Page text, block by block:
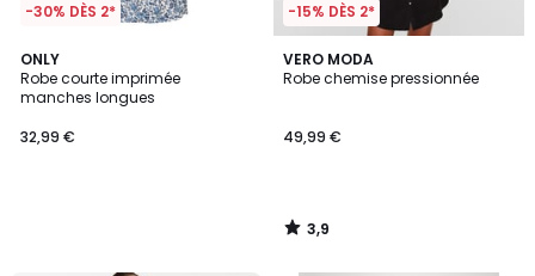
-30% DÈS 2*
ONLY
Robe courte imprimée
manches longues
32,99 €
-15% DÈS 2*
VERO MODA
Robe chemise pressionnée
49,99 €
3,9
/ 5
3,9
/